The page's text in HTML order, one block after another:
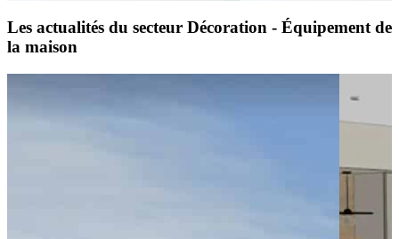
Les actualités du secteur Décoration - Équipement de
la maison